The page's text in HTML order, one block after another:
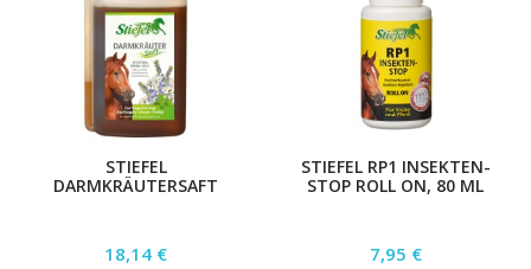
STIEFEL
DARMKRÄUTERSAFT
Preis
18,14 €
STIEFEL RP1 INSEKTEN-
STOP ROLL ON, 80 ML
Preis
7,95 €